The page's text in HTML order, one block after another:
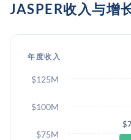
JASPER收入与增
年度收入
$75M
$100M
$125M